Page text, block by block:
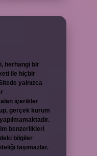
herhangi bir
ile hiçbir
yalnızca
alan içerikler
gerçek kurum
benzerlikleri
bilgiler
taşımazlar.